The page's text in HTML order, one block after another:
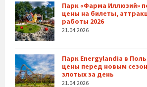
Парк «Фарма Иллюзий»
цены на билеты,
работы 2026
21.04.2026
Парк Energylandia в
цены перед новым
злотых за день
21.04.2026